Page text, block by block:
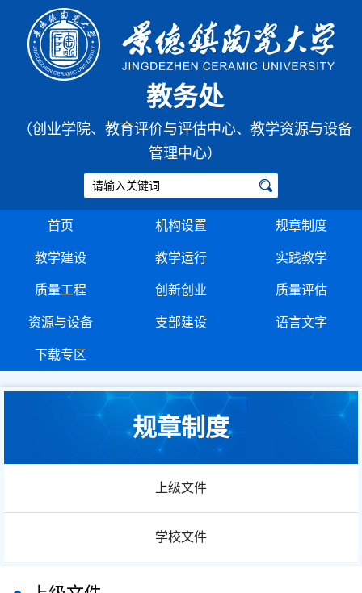
教务处
（创业学院、教育评价与评估中心、教学资源与设备
管理中心）
首页 机构设置 规章制度
教学建设 教学运行 实践教学
质量工程 创新创业 质量评估
资源与设备 支部建设 语言文字
下载专区
规章制度
上级文件
学校文件